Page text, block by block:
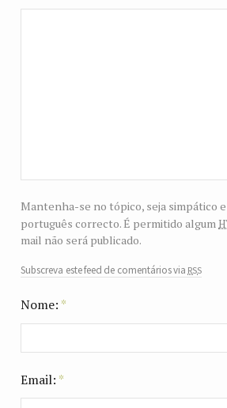
Mantenha-se no tópico, seja simpático
português correcto. É permitido algum
mail não será publicado.
Subscreva este feed de comentários via rss
Nome: *
Email: *